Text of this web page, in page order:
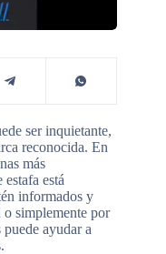
ser inquietante,
reconocida. En
más
está
informados y
o simplemente por
ayudar a